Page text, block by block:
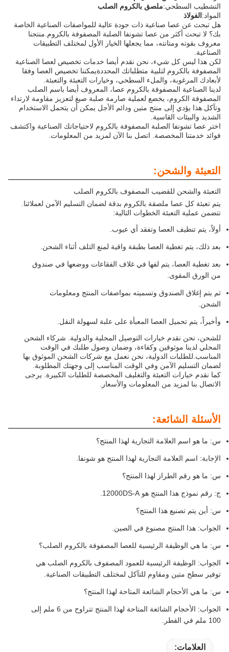
التشطيب السطحي: ملصق بالكروم الصلب
المواد:الفولاذ
هل تبحث عن عصا صناعية ذات جودة عالية للمواصفات الصناعية الخاصة
بك؟ لا تبحث أكثر من عصا تشونفا الصلبة المصفوفة بالكروم.منتجنا
معروف بقوته ومتانته، مما يجعلها الخيار الأول لمختلف التطبيقات
الصناعية.
لكن هذا ليس كل شيء، نحن نقدم أيضا خدمات تخصيص لعصا الصناعية
المصفوفة بالكروم لتلبية متطلباتك المحددةيمكننا تخصيص العصا وفقا
لأبعادك المرغوبة، والملء السطحي، وخيارات التعبئة والتعبئة.
لدينا الصناعية المصفوفة بالكروم عصا، المعروف أيضا باسم الصلب
المصفوفة الكروم، يخضع لعملية صارمة صلبة صبغ لتعزيز مقاومة لارتداء
وتآكل.هذا يؤدي إلى منتج متين ودائم الأجل يمكن أن يتحمل الاستخدام
الشديد والبيئات القاسية.
اختر عصا تشونفا الصلبة المصفوفة بالكروم لاحتياجاتك الصناعية واكتشف
فوائد خدمتنا المخصصة. اتصل بنا الآن لمزيد من المعلومات.
التعبئة والشحن:
التعبئة والشحن للقضيب المصفوف بالكروم الصلب
يتم تعبئة كل عصا ملصقة بالكروم بدقة لضمان التسليم الآمن لعملائنا.
تتضمن عملية التعبئة الخطوات التالية:
أولاً، يتم تنظيف العصا وتفقد أي عيوب.
بعد ذلك، يتم تغطية العصا بطبقة واقية لمنع التلف أثناء الشحن.
بعد تغطية العصا، يتم لفها في غلاف الفقاعات ووضعها في صندوق
من الورق المقوى.
ثم يتم إغلاق الصندوق وتسميته بمواصفات المنتج ومعلومات
الشحن.
وأخيراً، يتم تحميل العصا المعبأة على علبة لسهولة النقل.
للشحن، نحن نقدم خيارات التوصيل المحلية والدولية. شركاء الشحن
المحلي لدينا موثوقين وكفاءة، وضمان وصول طلبك في الوقت
المناسب.للطلبات الدولية، نحن نعمل مع شركات الشحن الموثوق بها
لضمان التسليم الآمن وفي الوقت المناسب إلى وجهتك المطلوبة.
كما نقدم خيارات التعبئة والتغليف المخصصة للطلبات الكبيرة. يرجى
الاتصال بنا لمزيد من المعلومات والأسعار.
الأسئلة الشائعة:
س: ما هو اسم العلامة التجارية لهذا المنتج؟
الإجابة: اسم العلامة التجارية لهذا المنتج هو شونفا.
س: ما هو رقم الطراز لهذا المنتج؟
ج: رقم نموذج هذا المنتج هو 12000DS-A.
س: أين يتم تصنيع هذا المنتج؟
الجواب: هذا المنتج مصنوع في الصين.
س: ما هي الوظيفة الرئيسية للعصا المصفوفة بالكروم الصلب؟
الجواب: الوظيفة الرئيسية للعمود المصفوف بالكروم الصلب هي
توفير سطح متين ومقاوم للتآكل لمختلف التطبيقات الصناعية.
س: ما هي الأحجام الشائعة المتاحة لهذا المنتج؟
الجواب: الأحجام الشائعة المتاحة لهذا المنتج تتراوح من 6 ملم إلى
100 ملم في القطر.
العلامات: